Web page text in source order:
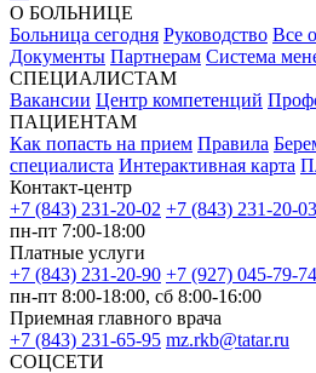
О БОЛЬНИЦЕ
Больница сегодня Руководство Все
Документы Партнерам Система
СПЕЦИАЛИСТАМ
Вакансии Центр компетенций
ПАЦИЕНТАМ
Как попасть на прием Правила
специалиста Интерактивная карта
Контакт-центр
+7 (843) 231-20-02 +7 (843) 231-20-03
пн-пт 7:00-18:00
Платные услуги
+7 (843) 231-20-90 +7 (927) 045-79-
пн-пт 8:00-18:00, сб 8:00-16:00
Приемная главного врача
+7 (843) 231-65-95 mz.rkb@tatar.ru
СОЦСЕТИ